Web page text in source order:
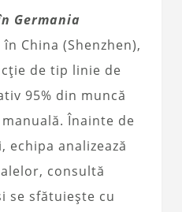
Germania
China (Shenzhen),
de tip linie de
95% din muncă
Înainte de
echipa analizează
consultă
se sfătuiește cu